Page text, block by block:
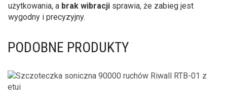
użytkowania, a brak wibracji sprawia, że zabieg jest
wygodny i precyzyjny.
PODOBNE PRODUKTY